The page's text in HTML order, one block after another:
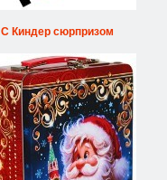
С Киндер сюрпризом